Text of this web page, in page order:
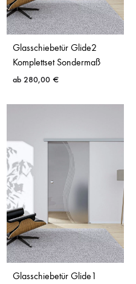
Glasschiebetür Glide2
Komplettset Sondermaß
ab 280,00 €
Glasschiebetür Glide1